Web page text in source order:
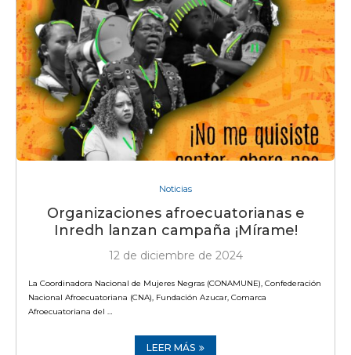
Noticias
Organizaciones afroecuatorianas e
Inredh lanzan campaña ¡Mírame!
12 de diciembre de 2024
La Coordinadora Nacional de Mujeres Negras (CONAMUNE), Confederación
Nacional Afroecuatoriana (CNA), Fundación Azucar, Comarca
Afroecuatoriana del …
LEER MÁS